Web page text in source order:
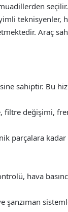
seçilir.
Araç
sahiptir. Bu
filtre değişimi,
parçalara kadar
hava